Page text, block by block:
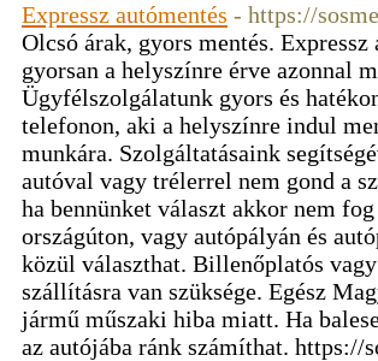
Expressz autómentés - https://
Olcsó árak, gyors mentés.
gyorsan a helyszínre érve azonnal
Ügyfélszolgálatunk gyors és
telefonon, aki a helyszínre indul
munkára. Szolgáltatásaink
autóval vagy trélerrel nem gond a
ha bennünket választ akkor nem
országúton, vagy autópályán és
közül választhat. Billenőplatós
szállításra van szüksége. Egész
jármű műszaki hiba miatt. Ha
az autójába ránk számíthat. https://